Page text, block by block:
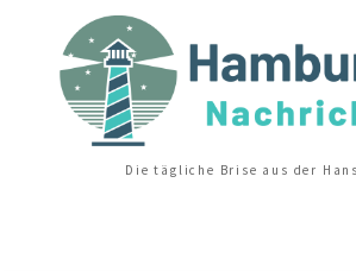
Die tägliche Brise aus der